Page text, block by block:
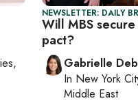
NEWSLETTER: DAILY
Will MBS
pact?
Gabrielle
In New York
Middle East